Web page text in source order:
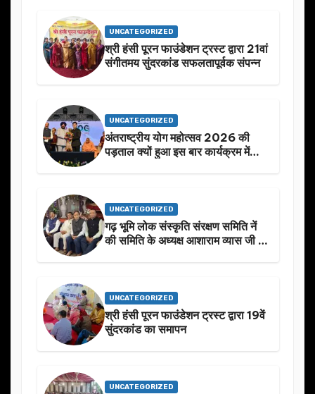
UNCATEGORIZED
श्री हंसी पूरन फाउंडेशन ट्रस्ट द्वारा 21वां
संगीतमय सुंदरकांड सफलतापूर्वक संपन्न
UNCATEGORIZED
अंतराष्ट्रीय योग महोत्सव 2026 की
पड़ताल क्यों हुआ इस बार कार्यक्रम में
UNCATEGORIZED
गढ़ भूमि लोक संस्कृति संरक्षण समिति नें
की समिति के अध्यक्ष आशाराम व्यास जी के
UNCATEGORIZED
श्री हंसी पूरन फाउंडेशन ट्रस्ट द्वारा 19वें
सुंदरकांड का समापन
UNCATEGORIZED